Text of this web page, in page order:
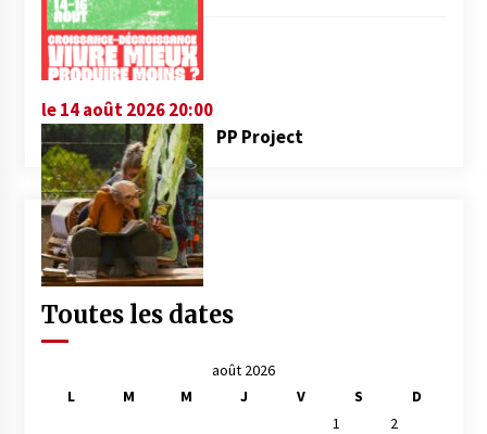
le 14 août 2026 20:00
PP Project
Toutes les dates
août 2026
L
M M J V S
D
1
2